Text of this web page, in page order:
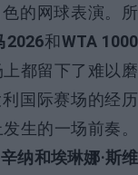
的网球表演。所
2026和WTA 1000
都留下了难以磨
国际赛场的经历
发生的一场前奏。
纳和埃琳娜·斯维